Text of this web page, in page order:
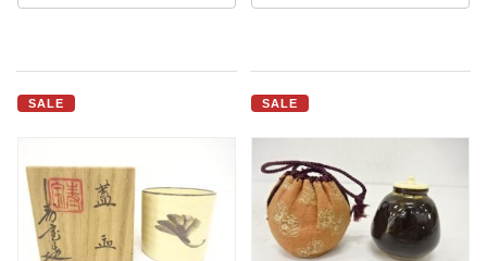
SALE SALE